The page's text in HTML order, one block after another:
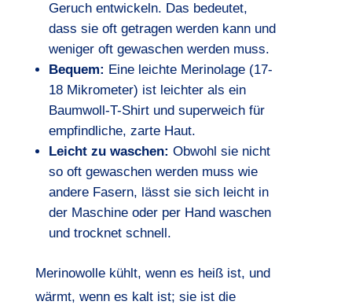
Geruch entwickeln. Das bedeutet,
dass sie oft getragen werden kann und
weniger oft gewaschen werden muss.
Bequem: Eine leichte Merinolage (17-
18 Mikrometer) ist leichter als ein
Baumwoll-T-Shirt und superweich für
empfindliche, zarte Haut.
Leicht zu waschen: Obwohl sie nicht
so oft gewaschen werden muss wie
andere Fasern, lässt sie sich leicht in
der Maschine oder per Hand waschen
und trocknet schnell.
Merinowolle kühlt, wenn es heiß ist, und
wärmt, wenn es kalt ist; sie ist die